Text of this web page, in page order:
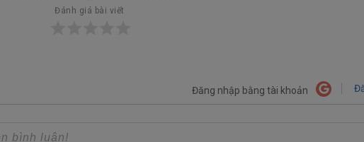
Đánh giá bài viết
Đăng nhập bằng tài khoản